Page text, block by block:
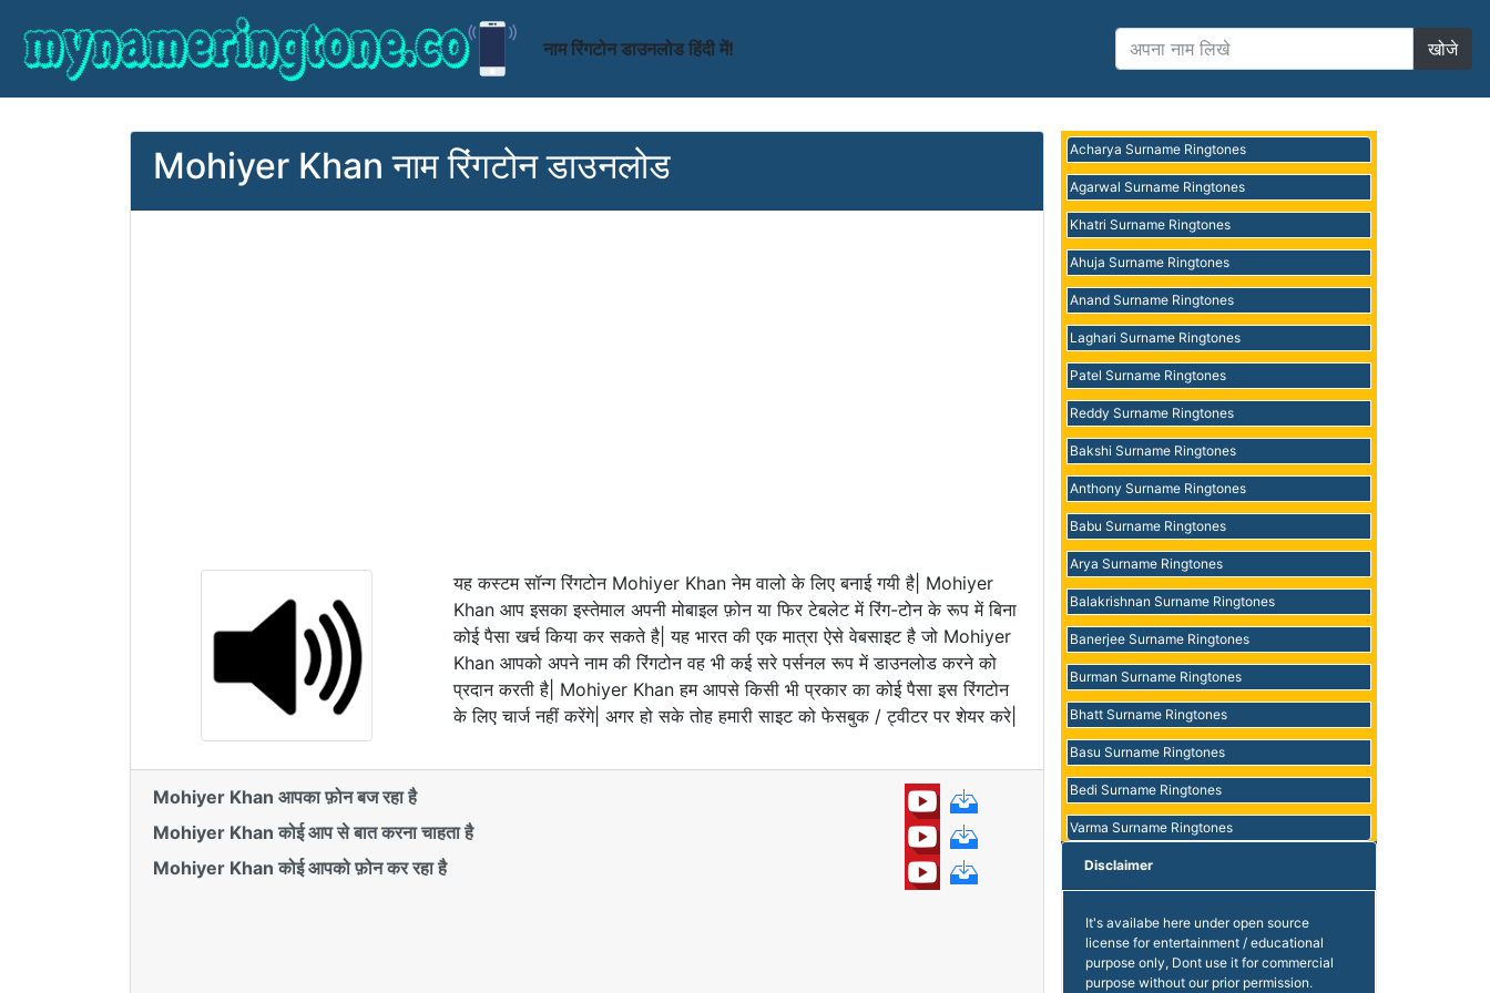
नाम रिंगटोन डाउनलोड हिंदी में! खोजे
Mohiyer Khan नाम रिंगटोन डाउनलोड
यह कस्टम सॉन्ग रिंगटोन Mohiyer Khan नेम वालो के लिए बनाई गयी है| Mohiyer
Khan आप इसका इस्तेमाल अपनी मोबाइल फ़ोन या फिर टेबलेट में रिंग-टोन के रूप में बिना
कोई पैसा खर्च किया कर सकते है| यह भारत की एक मात्रा ऐसे वेबसाइट है जो Mohiyer
Khan आपको अपने नाम की रिंगटोन वह भी कई सरे पर्सनल रूप में डाउनलोड करने को
प्रदान करती है| Mohiyer Khan हम आपसे किसी भी प्रकार का कोई पैसा इस रिंगटोन
के लिए चार्ज नहीं करेंगे| अगर हो सके तोह हमारी साइट को फेसबुक / ट्वीटर पर शेयर करे|
Mohiyer Khan आपका फ़ोन बज रहा है
Mohiyer Khan कोई आप से बात करना चाहता है
Mohiyer Khan कोई आपको फ़ोन कर रहा है
Acharya Surname Ringtones
Agarwal Surname Ringtones
Khatri Surname Ringtones
Ahuja Surname Ringtones
Anand Surname Ringtones
Laghari Surname Ringtones
Patel Surname Ringtones
Reddy Surname Ringtones
Bakshi Surname Ringtones
Anthony Surname Ringtones
Babu Surname Ringtones
Arya Surname Ringtones
Balakrishnan Surname Ringtones
Banerjee Surname Ringtones
Burman Surname Ringtones
Bhatt Surname Ringtones
Basu Surname Ringtones
Bedi Surname Ringtones
Varma Surname Ringtones
Disclaimer
It's availabe here under open source
license for entertainment / educational
purpose only, Dont use it for commercial
purpose without our prior permission.